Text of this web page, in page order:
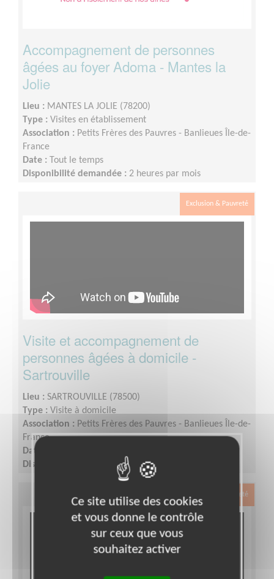
Accompagnement de personnes
âgées au foyer Adoma - Mantes la
Jolie
Lieu : MANTES LA JOLIE (78200)
Type : Visites en établissement
Association : Petits Frères des Pauvres - Banlieues Île-de-
France
Date : Tout le temps
Disponibilité demandée : 2 heures par mois
Exclusion & Pauvreté
Visite et accompagnement de
personnes âgées à domicile -
Sartrouville
Lieu : SARTROUVILLE (78500)
Type : Visite à domicile
Association : Petits Frères des Pauvres - Banlieues Île-de-
France
Date :
Disponibilité demandée :quelques heures
Exclusion & Pauvreté
Ce site utilise des cookies
et vous donne le contrôle
sur ceux que vous
souhaitez activer